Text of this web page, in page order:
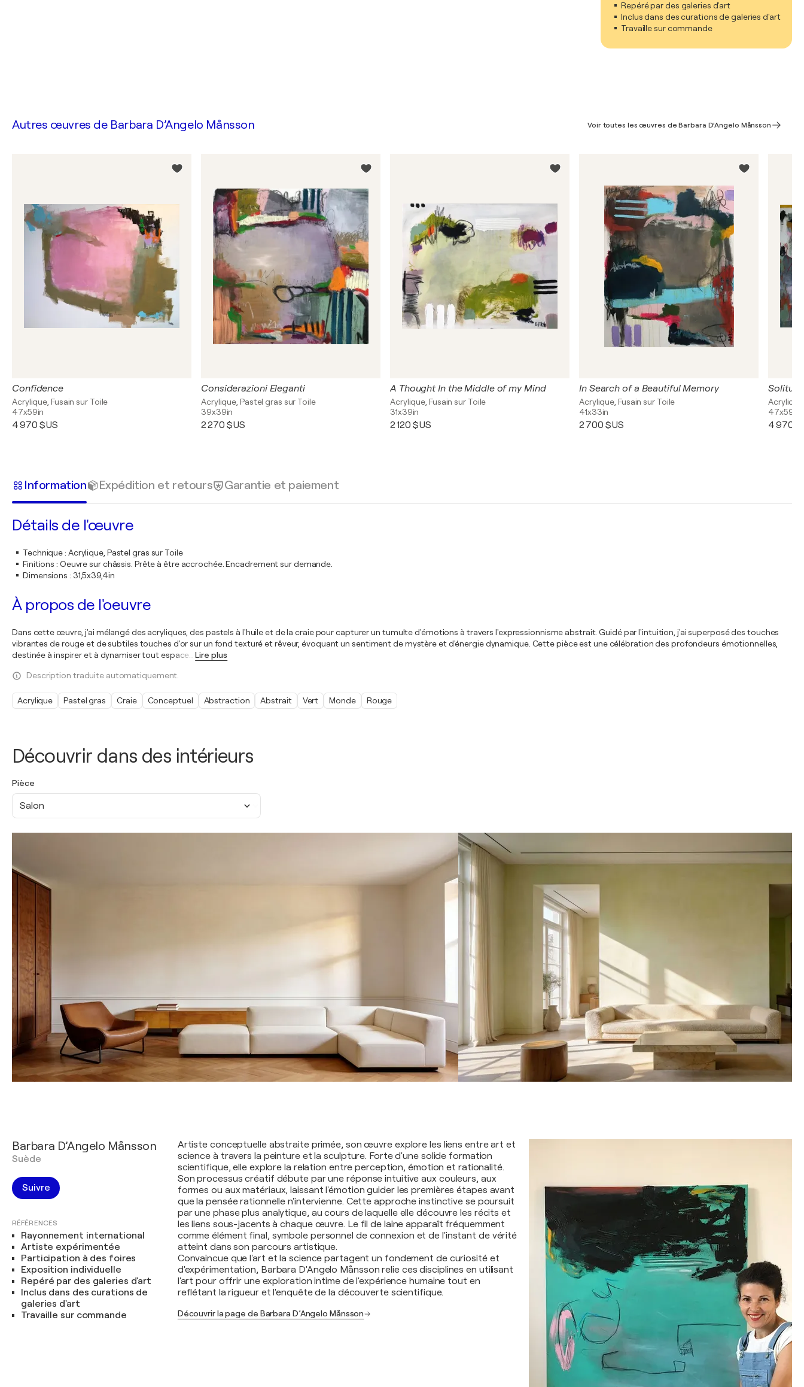
Repéré par des galeries d'art
Inclus dans des curations de galeries d'art
Travaille sur commande
Découvrir dans des intérieurs
Pièce
Salon
Autres œuvres de Barbara D’Angelo Månsson Voir toutes les œuvres de Barbara D’Angelo Månsson
Confidence
Acrylique, Fusain sur Toile
47x59in
4 970 $US
Considerazioni Eleganti
Acrylique, Pastel gras sur Toile
39x39in
2 270 $US
A Thought In the Middle of my Mind
Acrylique, Fusain sur Toile
31x39in
2 120 $US
In Search of a Beautiful Memory
Acrylique, Fusain sur Toile
41x33in
2 700 $US
47x59in
4 970
Information Expédition et retours Garantie et paiement
Détails de l'œuvre
Technique: Acrylique, Pastel gras sur Toile
Finitions : Oeuvre sur châssis. Prête à être accrochée. Encadrement sur demande.
Dimensions : 31,5x39,4in
À propos de l'oeuvre
Dans cette œuvre, j'ai mélangé des acryliques, des pastels à l'huile et de la craie pour capturer un tumulte d'émotions à travers l'expressionnisme abstrait. Guidé par l'intuition, j'ai superposé des touches
vibrantes de rouge et de subtiles touches d'or sur un fond texturé et rêveur, évoquant un sentiment de mystère et d'énergie dynamique. Cette pièce est une célébration des profondeurs émotionnelles,
destinée à inspirer et à dynamiser tout espace
Lire plus
Description traduite automatiquement.
Acrylique Pastel gras Craie Conceptuel Abstraction Abstrait Vert Monde Rouge
Barbara D’Angelo Månsson
Suède
Suivre
RÉFÉRENCES
Rayonnement international
Artiste expérimentée
Participation à des foires
Exposition individuelle
Repéré par des galeries d'art
Inclus dans des curations de
galeries d'art
Travaille sur commande
Artiste conceptuelle abstraite primée, son œuvre explore les liens entre art et
science à travers la peinture et la sculpture. Forte d'une solide formation
scientifique, elle explore la relation entre perception, émotion et rationalité.
Son processus créatif débute par une réponse intuitive aux couleurs, aux
formes ou aux matériaux, laissant l'émotion guider les premières étapes avant
que la pensée rationnelle n'intervienne. Cette approche instinctive se poursuit
par une phase plus analytique, au cours de laquelle elle découvre les récits et
les liens sous-jacents à chaque œuvre. Le fil de laine apparaît fréquemment
comme élément final, symbole personnel de connexion et de l'instant de vérité
atteint dans son parcours artistique.
Convaincue que l'art et la science partagent un fondement de curiosité et
d'expérimentation, Barbara D'Angelo Månsson relie ces disciplines en utilisant
l'art pour offrir une exploration intime de l'expérience humaine tout en
reflétant la rigueur et l'enquête de la découverte scientifique.
Découvrir la page de Barbara D’Angelo Månsson